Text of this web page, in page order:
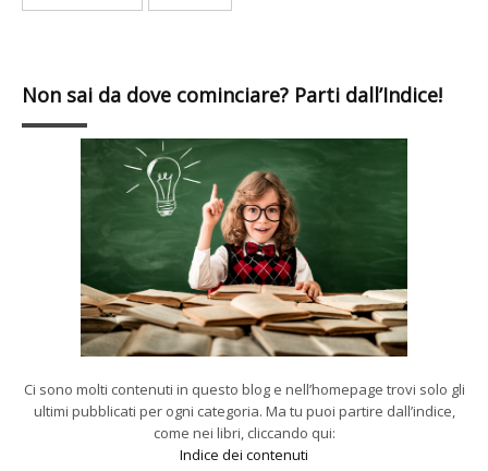
Non sai da dove cominciare? Parti dall’Indice!
Ci sono molti contenuti in questo blog e nell’homepage trovi solo gli
ultimi pubblicati per ogni categoria. Ma tu puoi partire dall’indice,
come nei libri, cliccando qui:
Indice dei contenuti